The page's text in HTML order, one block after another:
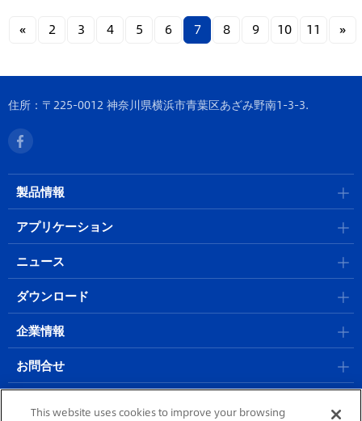
« 2 3 4 5 6 7 8 9 10 11 »
住所：〒225-0012 神奈川県横浜市青葉区あざみ野南1-3-3.
製品情報
アプリケーション
ニュース
ダウンロード
企業情報
お問合せ
This website uses cookies to improve your browsing